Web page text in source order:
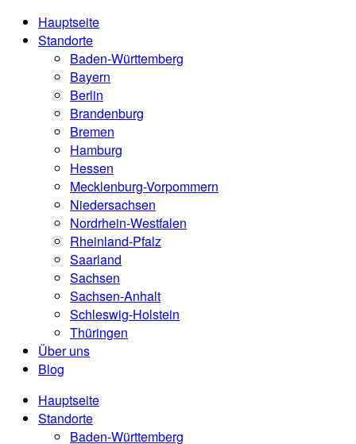
Hauptseite
Standorte
Baden-Württemberg
Bayern
Berlin
Brandenburg
Bremen
Hamburg
Hessen
Mecklenburg-Vorpommern
Niedersachsen
Nordrhein-Westfalen
Rheinland-Pfalz
Saarland
Sachsen
Sachsen-Anhalt
Schleswig-Holstein
Thüringen
Über uns
Blog
Hauptseite
Standorte
Baden-Württemberg